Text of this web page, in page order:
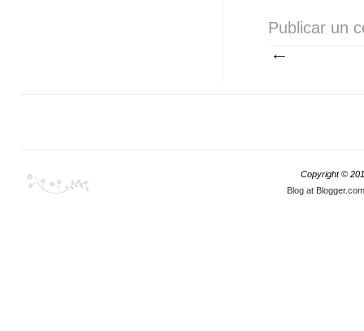
Publicar un
Copyright ©
Blog at Blogger.com